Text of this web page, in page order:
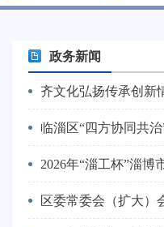
政务新闻
齐文化弘扬传承创新
临淄区“四方协同共
2026年“淄工杯”淄
区委常委会（扩大）